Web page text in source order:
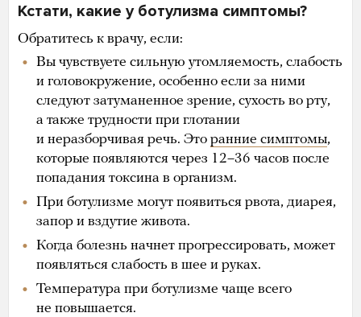
Кстати, какие у ботулизма симптомы?
Обратитесь к врачу, если:
Вы чувствуете сильную утомляемость, слабость
и головокружение, особенно если за ними
следуют затуманенное зрение, сухость во рту,
а также трудности при глотании
и неразборчивая речь. Это ранние симптомы,
которые появляются через 12–36 часов после
попадания токсина в организм.
При ботулизме могут появиться рвота, диарея,
запор и вздутие живота.
Когда болезнь начнет прогрессировать, может
появляться слабость в шее и руках.
Температура при ботулизме чаще всего
не повышается.